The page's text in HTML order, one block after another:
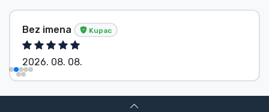
Bez imena Kupac
2026. 08. 08.